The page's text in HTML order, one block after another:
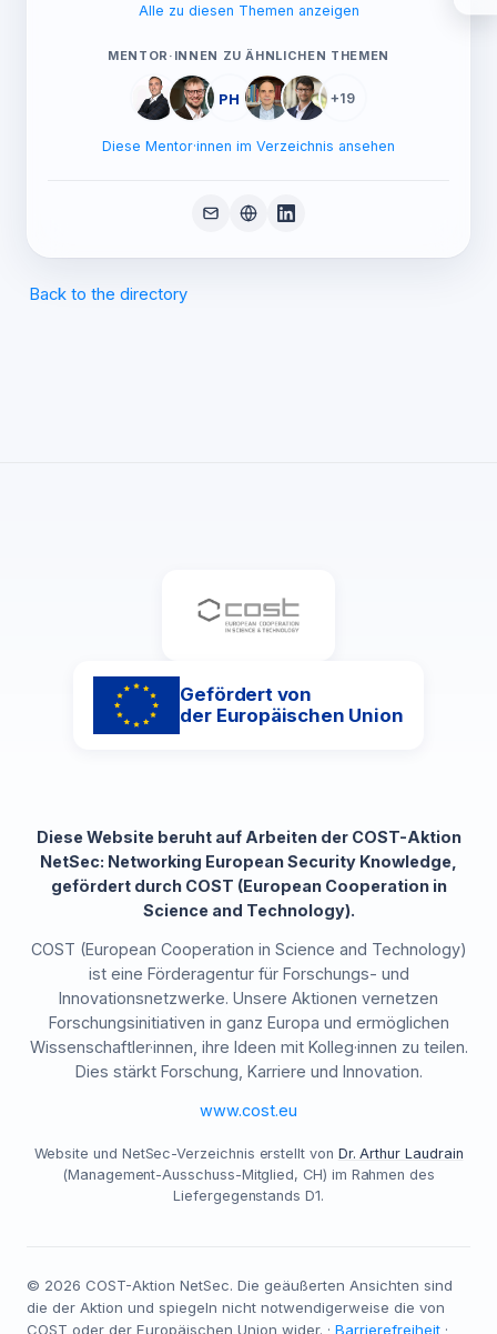
Alle zu diesen Themen anzeigen
MENTOR·INNEN ZU ÄHNLICHEN THEMEN
PH +19
Diese Mentor·innen im Verzeichnis ansehen
Back to the directory
Gefördert von
der Europäischen Union
Diese Website beruht auf Arbeiten der COST-Aktion
NetSec: Networking European Security Knowledge,
gefördert durch COST (European Cooperation in
Science and Technology).
COST (European Cooperation in Science and Technology)
ist eine Förderagentur für Forschungs- und
Innovationsnetzwerke. Unsere Aktionen vernetzen
Forschungsinitiativen in ganz Europa und ermöglichen
Wissenschaftler·innen, ihre Ideen mit Kolleg·innen zu teilen.
Dies stärkt Forschung, Karriere und Innovation.
www.cost.eu
Website und NetSec-Verzeichnis erstellt von Dr. Arthur Laudrain
(Management-Ausschuss-Mitglied, CH) im Rahmen des
Liefergegenstands D1.
© 2026 COST-Aktion NetSec. Die geäußerten Ansichten sind
die der Aktion und spiegeln nicht notwendigerweise die von
COST oder der Europäischen Union wider. · Barrierefreiheit ·